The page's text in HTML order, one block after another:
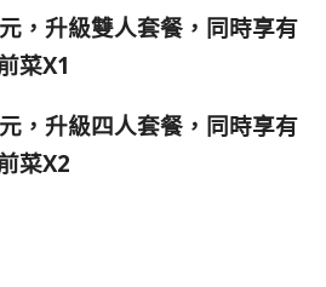
，升級雙人套餐，同時享有
菜X1
，升級四人套餐，同時享有
菜X2